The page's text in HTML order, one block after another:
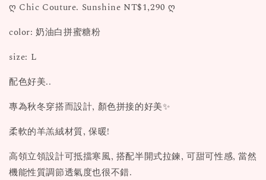
ღ Chic Couture. Sunshine NT$1,290 ღ
color: 奶油白拼蜜糖粉
size: L
配色好美..
專為秋冬穿搭而設計, 顏色拼接的好美✨
柔軟的羊羔絨材質, 保暖!
高領立領設計可抵擋寒風, 搭配半開式拉鍊, 可甜可性感, 當然
機能性質調節透氣度也很不錯.